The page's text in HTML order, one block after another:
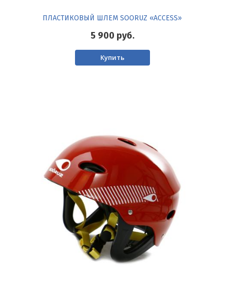
ПЛАСТИКОВЫЙ ШЛЕМ SOORUZ «ACСESS»
5 900 руб.
Купить